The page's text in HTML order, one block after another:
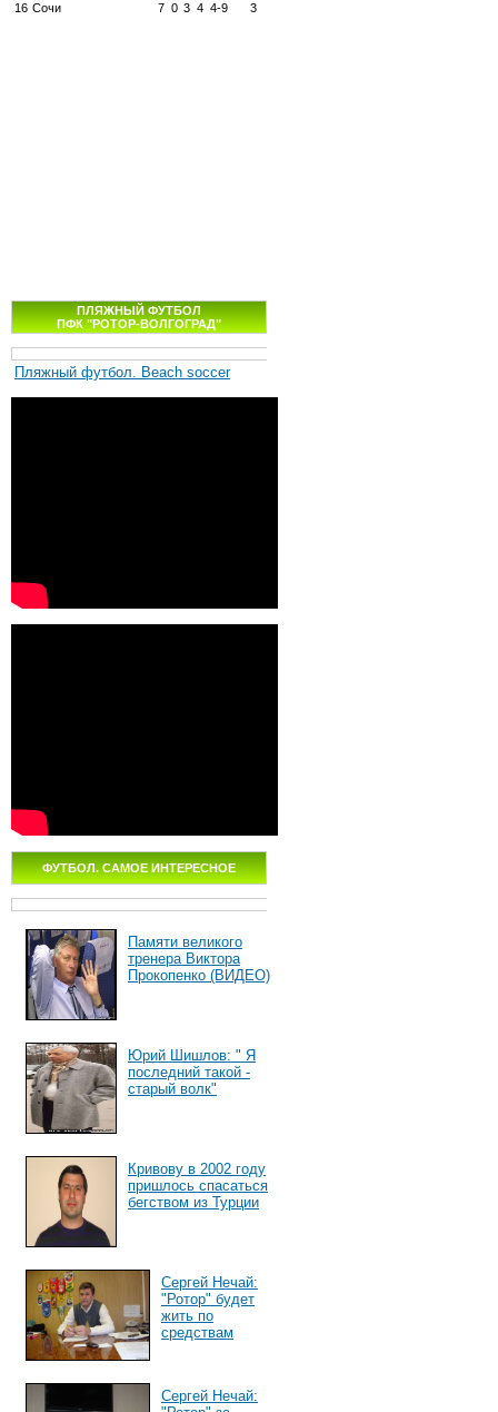
16 Сочи 7 0 3 4 4-9 3
ПЛЯЖНЫЙ ФУТБОЛ
ПФК "РОТОР-ВОЛГОГРАД"
Пляжный футбол. Beach soccer
ФУТБОЛ. САМОЕ ИНТЕРЕСНОЕ
Памяти великого
тренера Виктора
Прокопенко (ВИДЕО)
Юрий Шишлов: " Я
последний такой -
старый волк"
Кривову в 2002 году
пришлось спасаться
бегством из Турции
Сергей Нечай:
"Ротор" будет
жить по
средствам
Сергей Нечай: